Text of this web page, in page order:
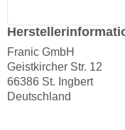
Franic GmbH
Geistkircher Str. 12
66386 St. Ingbert
Deutschland